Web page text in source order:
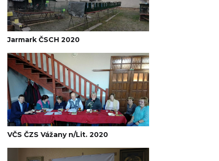
Jarmark ČSCH 2020
VČS ČZS Vážany n/Lit. 2020